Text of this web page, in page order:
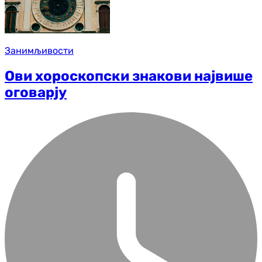
Занимљивости
Ови хороскопски знакови највише
оговарју